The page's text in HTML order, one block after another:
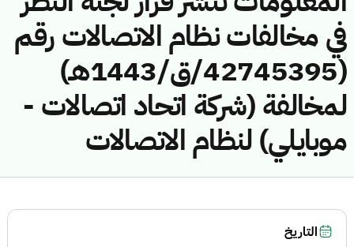
في مخالفات نظام الاتصالات رقم
(42745395/ق/1443هـ)
لمخالفة (شركة اتحاد اتصالات -
موبايلي) لنظام الاتصالات
التاريخ